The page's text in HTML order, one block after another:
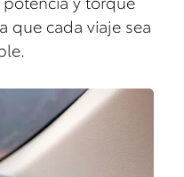
que cada viaje sea